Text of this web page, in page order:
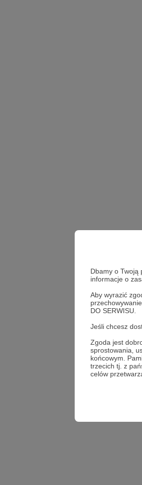
Dbamy o Twoją
informacje o
Aby wyrazić
DO SERWISU.
Jeśli chcesz
Zgoda jest
sprostowania,
końcowym.
trzecich tj. z
celów